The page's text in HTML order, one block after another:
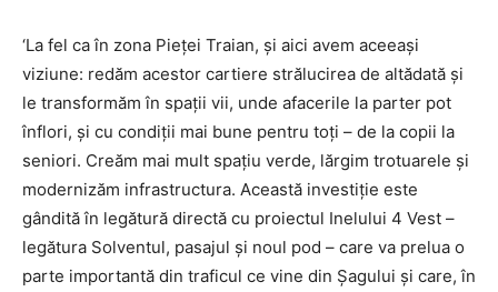
‘La fel ca în zona Pieței Traian, și aici avem aceeași
viziune: redăm acestor cartiere strălucirea de altădată și
le transformăm în spații vii, unde afacerile la parter pot
înflori, și cu condiții mai bune pentru toți – de la copii la
seniori. Creăm mai mult spațiu verde, lărgim trotuarele și
modernizăm infrastructura. Această investiție este
gândită în legătură directă cu proiectul Inelului 4 Vest –
legătura Solventul, pasajul și noul pod – care va prelua o
parte importantă din traficul ce vine din Șagului și care, în